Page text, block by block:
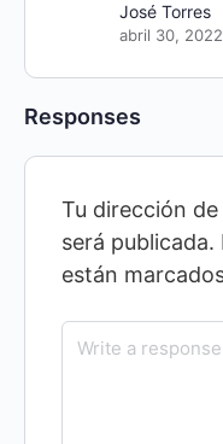
José Torres
abril 30, 2022
Responses
Tu dirección
será publicada.
están